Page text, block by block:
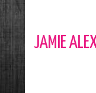
JAMIE